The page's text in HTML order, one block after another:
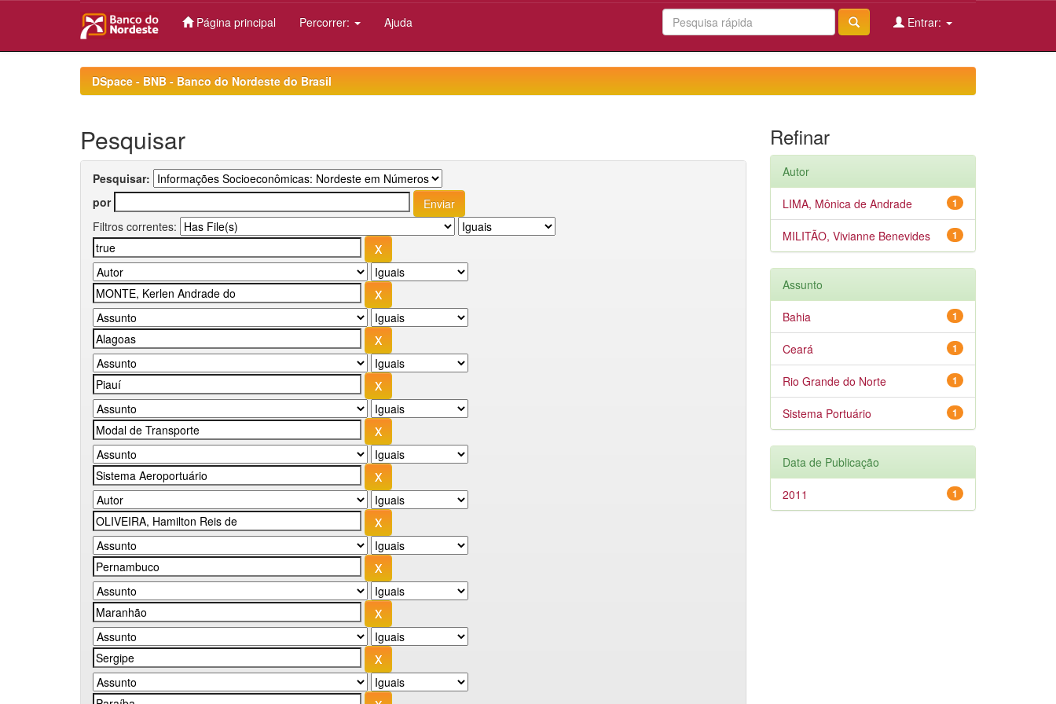
Página principal Percorrer: Ajuda Entrar:
DSpace - BNB - Banco do Nordeste do Brasil
Pesquisar
Pesquisar:
por
Filtros correntes:
Refinar
Autor
1
LIMA, Mônica de Andrade
1
MILITÃO, Vivianne Benevides
Assunto
1
Bahia
1
Ceará
1
Rio Grande do Norte
1
Sistema Portuário
Data de Publicação
1
2011